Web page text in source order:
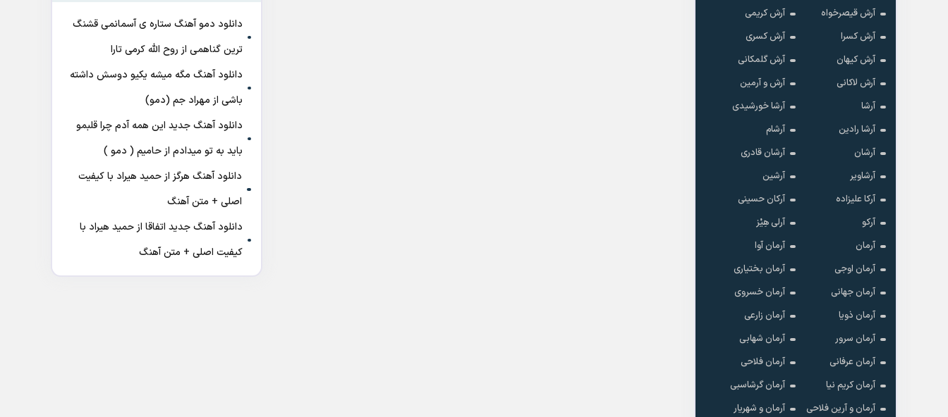
آرش قیصرخواه
آرش کریمی
آرش کسرا
آرش کسری
آرش کیهان
آرش گلمکانی
آرش لاکانی
آرش و آرمین
آرشا
آرشا خورشیدی
آرشا رادین
آرشام
آرشان
آرشان قادری
آرشاویر
آرشین
آرکا علیزاده
آرکان حسینی
آرکو
آرلی هِیْز
آرمان
آرمان آوا
آرمان اوجی
آرمان بختیاری
آرمان جهانی
آرمان خسروی
آرمان ذویا
آرمان زارعی
آرمان سرور
آرمان شهابی
آرمان عرفانی
آرمان فلاحی
آرمان کریم نیا
آرمان گرشاسبی
آرمان و آرین فلاحی
آرمان و شهریار
دانلود دمو آهنگ ﺳﺘﺎره ی آﺳﻤﺎﻧﻤﻰ ﻗﺸﻨﮓ
ﺗﺮﻳﻦ ﮔﻨﺎﻫﻤﻰ از روح الله کرمی تارا
دانلود آهنگ مگه میشه یکیو دوسش داشته
باشی از مهراد جم (دمو)
دانلود آهنگ جدید این همه آدم چرا قلبمو
باید به تو میدادم از حامیم ( دمو )
دانلود آهنگ هرگز از حمید هیراد با کیفیت
اصلی + متن آهنگ
دانلود آهنگ جدید اتفاقا از حمید هیراد با
کیفیت اصلی + متن آهنگ